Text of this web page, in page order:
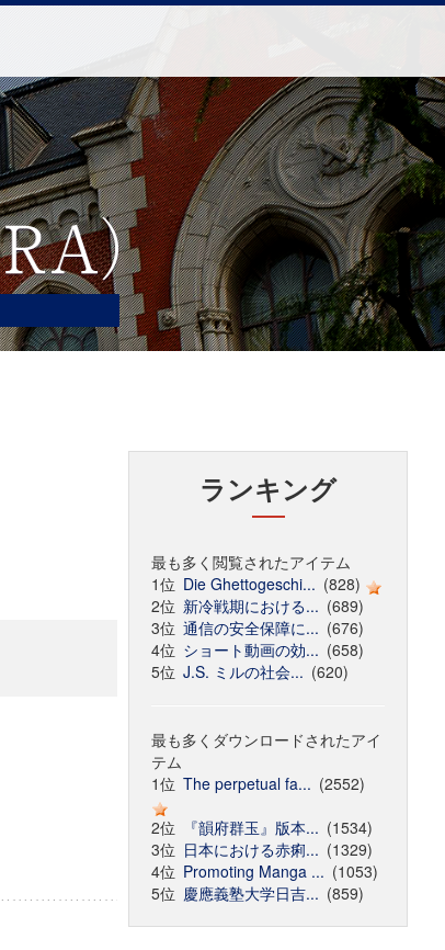
ランキング
最も多く閲覧されたアイテム
1位 Die Ghettogeschi... (828)
2位 新冷戦期における... (689)
3位 通信の安全保障に... (676)
4位 ショート動画の効... (658)
5位 J.S. ミルの社会... (620)
最も多くダウンロードされたアイ
テム
1位 The perpetual fa... (2552)
2位
『韻府群玉』版本... (1534)
3位 日本における赤痢... (1329)
4位 Promoting Manga ... (1053)
5位 慶應義塾大学日吉... (859)